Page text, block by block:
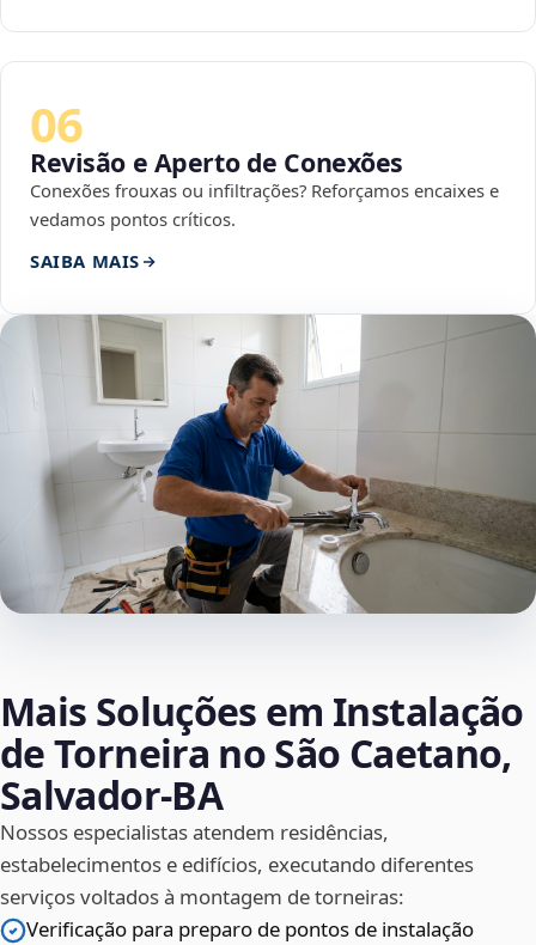
06
Revisão e Aperto de Conexões
Conexões frouxas ou infiltrações? Reforçamos encaixes e
vedamos pontos críticos.
SAIBA MAIS
Mais Soluções em Instalação
de Torneira no São Caetano,
Salvador‑BA
Nossos especialistas atendem residências,
estabelecimentos e edifícios, executando diferentes
serviços voltados à montagem de torneiras:
Verificação para preparo de pontos de instalação